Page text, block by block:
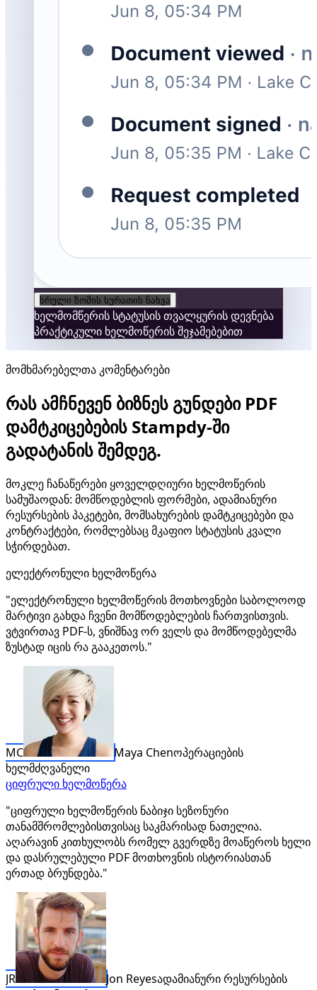
სრული ზომის სურათის ნახვა
ხელმომწერის სტატუსის თვალყურის დევნება
პრაქტიკული ხელმოწერის შეჯამებებით
მომხმარებელთა კომენტარები
რას ამჩნევენ ბიზნეს გუნდები PDF
დამტკიცებების Stampdy-ში
გადატანის შემდეგ.
მოკლე ჩანაწერები ყოველდღიური ხელმოწერის
სამუშაოდან: მომწოდებლის ფორმები, ადამიანური
რესურსების პაკეტები, მომსახურების დამტკიცებები და
კონტრაქტები, რომლებსაც მკაფიო სტატუსის კვალი
სჭირდებათ.
ელექტრონული ხელმოწერა
"ელექტრონული ხელმოწერის მოთხოვნები საბოლოოდ
მარტივი გახდა ჩვენი მომწოდებლების ჩართვისთვის.
ვტვირთავ PDF-ს, ვნიშნავ ორ ველს და მომწოდებელმა
ზუსტად იცის რა გააკეთოს."
MC Maya Chenოპერაციების
ხელმძღვანელი
ციფრული ხელმოწერა
"ციფრული ხელმოწერის ნაბიჯი სეზონური
თანამშრომლებისთვისაც საკმარისად ნათელია.
აღარავინ კითხულობს რომელ გვერდზე მოაწეროს ხელი
და დასრულებული PDF მოთხოვნის ისტორიასთან
ერთად ბრუნდება."
JR Jon Reyesადამიანური რესურსების